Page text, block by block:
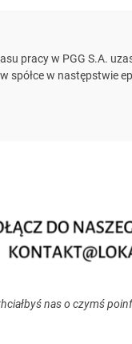
pracy w PGG S.A.
spółce w następstwie
nas o czymś